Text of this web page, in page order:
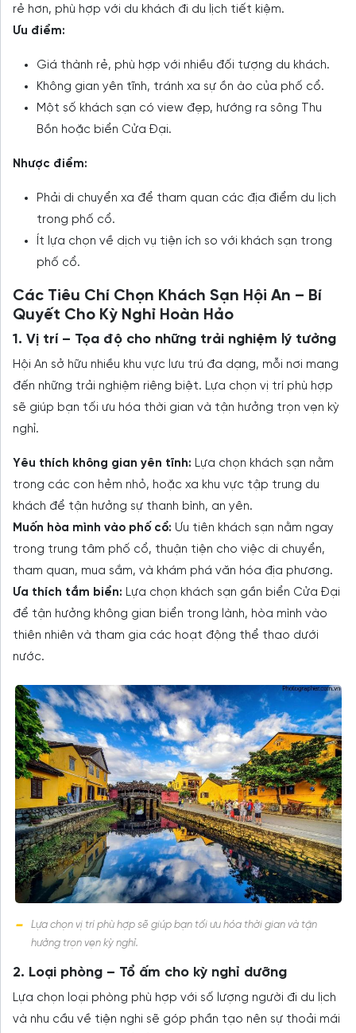
rẻ hơn, phù hợp với du khách đi du lịch tiết kiệm.
Ưu điểm:
Giá thành rẻ, phù hợp với nhiều đối tượng du khách.
Không gian yên tĩnh, tránh xa sự ồn ào của phố cổ.
Một số khách sạn có view đẹp, hướng ra sông Thu
Bồn hoặc biển Cửa Đại.
Nhược điểm:
Phải di chuyển xa để tham quan các địa điểm du lịch
trong phố cổ.
Ít lựa chọn về dịch vụ tiện ích so với khách sạn trong
phố cổ.
Các Tiêu Chí Chọn Khách Sạn Hội An – Bí
Quyết Cho Kỳ Nghỉ Hoàn Hảo
1. Vị trí – Tọa độ cho những trải nghiệm lý tưởng
Hội An sở hữu nhiều khu vực lưu trú đa dạng, mỗi nơi mang
đến những trải nghiệm riêng biệt. Lựa chọn vị trí phù hợp
sẽ giúp bạn tối ưu hóa thời gian và tận hưởng trọn vẹn kỳ
nghỉ.
Yêu thích không gian yên tĩnh: Lựa chọn khách sạn nằm
trong các con hẻm nhỏ, hoặc xa khu vực tập trung du
khách để tận hưởng sự thanh bình, an yên.
Muốn hòa mình vào phố cổ: Ưu tiên khách sạn nằm ngay
trong trung tâm phố cổ, thuận tiện cho việc di chuyển,
tham quan, mua sắm, và khám phá văn hóa địa phương.
Ưa thích tắm biển: Lựa chọn khách sạn gần biển Cửa Đại
để tận hưởng không gian biển trong lành, hòa mình vào
thiên nhiên và tham gia các hoạt động thể thao dưới
nước.
Lựa chọn vị trí phù hợp sẽ giúp bạn tối ưu hóa thời gian và tận
hưởng trọn vẹn kỳ nghỉ.
2. Loại phòng – Tổ ấm cho kỳ nghỉ dưỡng
Lựa chọn loại phòng phù hợp với số lượng người đi du lịch
và nhu cầu về tiện nghi sẽ góp phần tạo nên sự thoải mái